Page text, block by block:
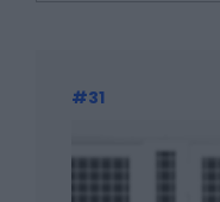
A propos
#31